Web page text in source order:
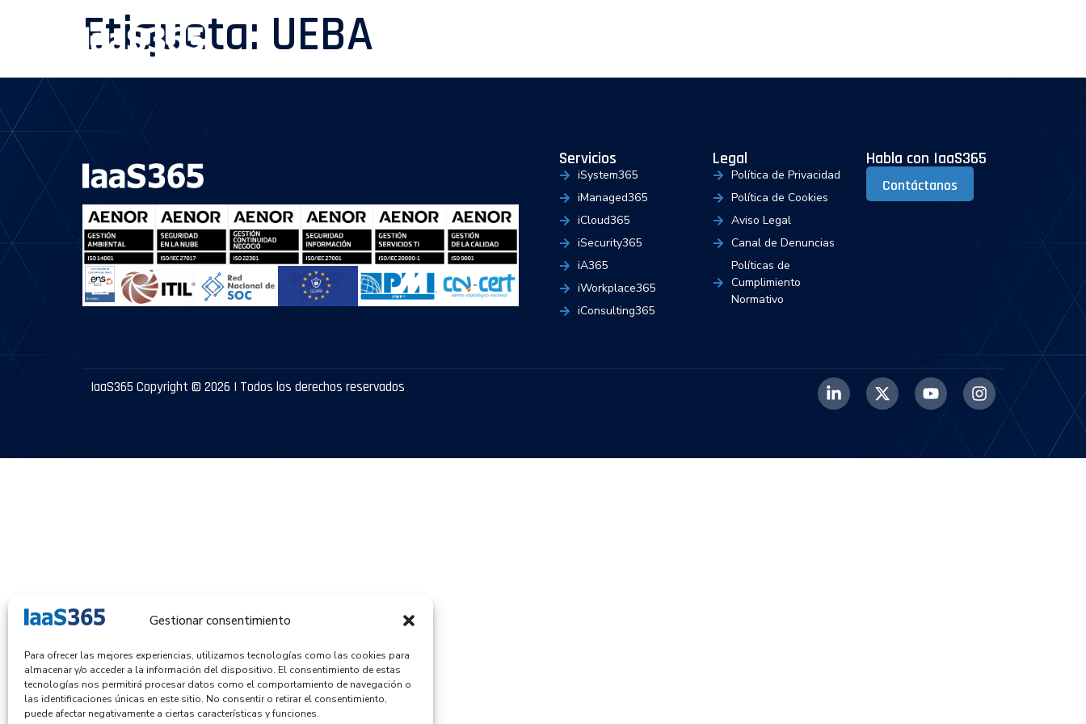
Gestionar consentimiento
Para ofrecer las mejores experiencias, utilizamos tecnologías como las cookies para
almacenar y/o acceder a la información del dispositivo. El consentimiento de estas
tecnologías nos permitirá procesar datos como el comportamiento de navegación o
las identificaciones únicas en este sitio. No consentir o retirar el consentimiento,
puede afectar negativamente a ciertas características y funciones.
Etiqueta: UEBA
Servicios
iSystem365
iManaged365
iCloud365
iSecurity365
iA365
iWorkplace365
iConsulting365
Legal
Política de Privacidad
Política de Cookies
Aviso Legal
Canal de Denuncias
Políticas de
Cumplimiento
Normativo
Habla con IaaS365
Contáctanos
IaaS365 Copyright © 2026 | Todos los derechos reservados